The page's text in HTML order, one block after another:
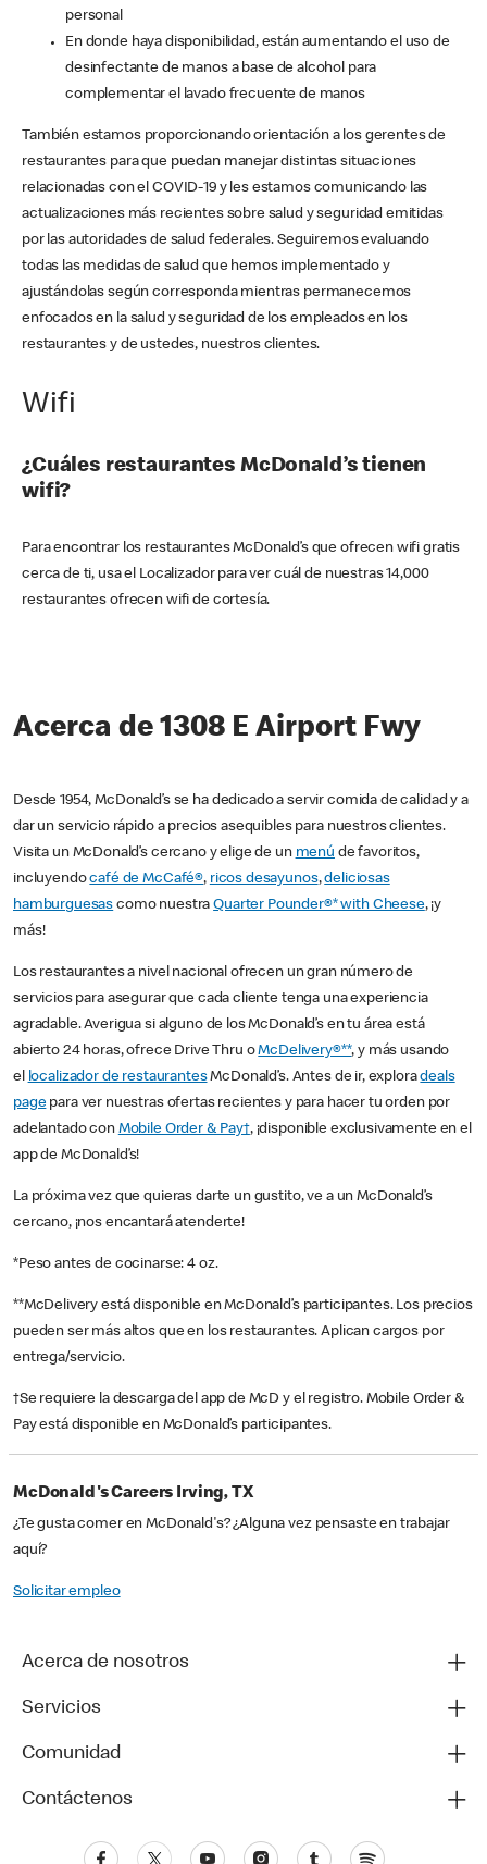
personal
En donde haya disponibilidad, están aumentando el uso de
desinfectante de manos a base de alcohol para
complementar el lavado frecuente de manos
También estamos proporcionando orientación a los gerentes de
restaurantes para que puedan manejar distintas situaciones
relacionadas con el COVID-19 y les estamos comunicando las
actualizaciones más recientes sobre salud y seguridad emitidas
por las autoridades de salud federales. Seguiremos evaluando
todas las medidas de salud que hemos implementado y
ajustándolas según corresponda mientras permanecemos
enfocados en la salud y seguridad de los empleados en los
restaurantes y de ustedes, nuestros clientes.
Wifi
¿Cuáles restaurantes McDonald’s tienen
wifi?
Para encontrar los restaurantes McDonald’s que ofrecen wifi gratis
cerca de ti, usa el Localizador para ver cuál de nuestras 14,000
restaurantes ofrecen wifi de cortesía.
Acerca de 1308 E Airport Fwy
Desde 1954, McDonald’s se ha dedicado a servir comida de calidad y a
dar un servicio rápido a precios asequibles para nuestros clientes.
Visita un McDonald’s cercano y elige de un menú de favoritos,
incluyendocafé de McCafé®, ricos desayunos,deliciosas
hamburguesas como nuestraQuarter Pounder®* with Cheese, ¡y
más!
Los restaurantes a nivel nacional ofrecen un gran número de
servicios para asegurar que cada cliente tenga una experiencia
agradable. Averigua si alguno de los McDonald’s en tu área está
abierto 24 horas, ofrece Drive Thru oMcDelivery®**, y más usando
el localizador de restaurantesMcDonald’s. Antes de ir, exploradeals
pagepara ver nuestras ofertas recientes y para hacer tu orden por
adelantado con Mobile Order & Pay†, ¡disponible exclusivamente en el
app de McDonald’s!
La próxima vez que quieras darte un gustito, ve a un McDonald’s
cercano, ¡nos encantará atenderte!
*Peso antes de cocinarse: 4 oz.
**McDelivery está disponible en McDonald’s participantes. Los precios
pueden ser más altos que en los restaurantes. Aplican cargos por
entrega/servicio.
†Se requiere la descarga del app de McD y el registro. Mobile Order &
Pay está disponible en McDonald’s participantes.
McDonald's Careers Irving, TX
¿Te gusta comer en McDonald's? ¿Alguna vez pensaste en trabajar
aquí?
Solicitar empleo
Acerca de nosotros
Servicios
Comunidad
Contáctenos